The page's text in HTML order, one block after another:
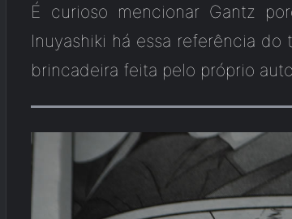
É curioso mencionar Gantz
Inuyashiki há essa referência do
brincadeira feita pelo próprio